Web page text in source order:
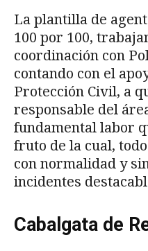
La plantilla de
100 por 100,
coordinación con
contando con el
Protección Civil, a
responsable del
fundamental labor
fruto de la cual,
con normalidad y
incidentes
Cabalgata de